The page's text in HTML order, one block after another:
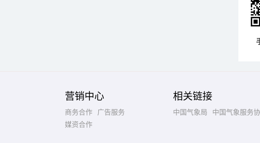
营销中心
商务合作
广告服务
媒资合作
相关链接
中国气象局 中国气象服务